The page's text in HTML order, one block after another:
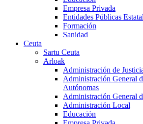
Empresa Privada
Entidades Públicas
Formación
Sanidad
Ceuta
Sartu Ceuta
Arloak
Administración de
Administración General
Autónomas
Administración General
Administración Local
Educación